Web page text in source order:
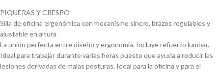
PIQUERAS Y CRESPO
Silla de oficina ergonómica con mecanismo sincro, brazos regulables y
ajustable en altura
La unión perfecta entre diseño y ergonomía. Incluye refuerzo lumbar.
Ideal para trabajar durante varias horas puesto que ayuda a reducir las
lesiones derivadas de malas posturas. Ideal para la oficina y para el